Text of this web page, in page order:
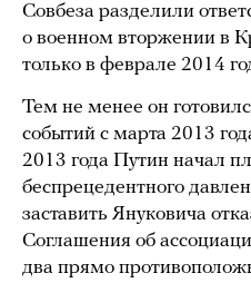
Совбеза разделили
о военном вторжении в
только в феврале 2014
Тем не менее он
событий с марта 2013
2013 года Путин начал
беспрецедентного
заставить Януковича
Соглашения об
два прямо